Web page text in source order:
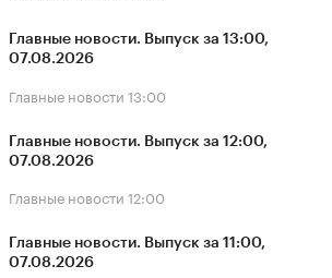
Главные новости. Выпуск за 13:00,
07.08.2026
Главные новости 13:00
Главные новости. Выпуск за 12:00,
07.08.2026
Главные новости 12:00
Главные новости. Выпуск за 11:00,
07.08.2026